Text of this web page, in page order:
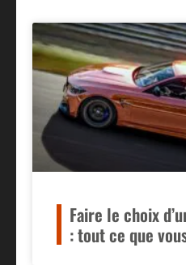
Faire le choix
: tout ce que